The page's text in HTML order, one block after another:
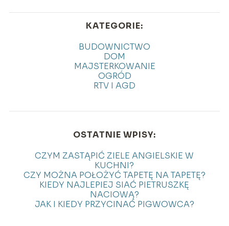
KATEGORIE:
BUDOWNICTWO
DOM
MAJSTERKOWANIE
OGRÓD
RTV I AGD
OSTATNIE WPISY:
CZYM ZASTĄPIĆ ZIELE ANGIELSKIE W
KUCHNI?
CZY MOŻNA POŁOŻYĆ TAPETĘ NA TAPETĘ?
KIEDY NAJLEPIEJ SIAĆ PIETRUSZKĘ
NACIOWĄ?
JAK I KIEDY PRZYCINAĆ PIGWOWCA?